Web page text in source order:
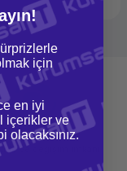
1800
2100
MB/s
2.5 inch
ve Değişim
ve değişim imkanı
için
en iyi
içerikler ve
olacaksınız.